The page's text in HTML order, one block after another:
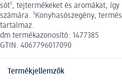
sót¹, tejtermékeket és aromákat,
számára. ¹Konyhasószegény,
tartalmaz.
dm termékazonosító: 1477385
GTIN: 4067796017090
Termékjellemzők